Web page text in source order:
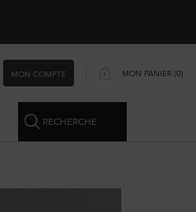
MON COMPTE MON PANIER 0
0 PRODUCT IN CART
RECHERCHE